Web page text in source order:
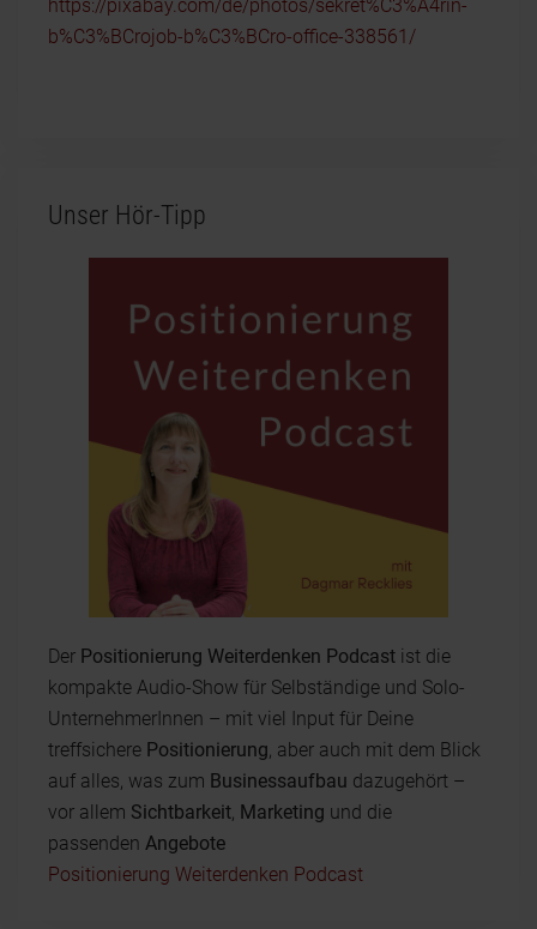
https://pixabay.com/de/photos/sekret%C3%A4rin-
b%C3%BCrojob-b%C3%BCro-office-338561/
Unser Hör-Tipp
Der Positionierung Weiterdenken Podcast ist die
kompakte Audio-Show für Selbständige und Solo-
UnternehmerInnen – mit viel Input für Deine
treffsichere Positionierung, aber auch mit dem Blick
auf alles, was zum Businessaufbau dazugehört –
vor allem Sichtbarkeit, Marketing und die
passenden Angebote
Positionierung Weiterdenken Podcast